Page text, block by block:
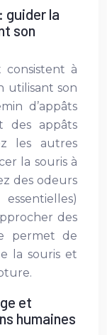
guider la
son
à
utilisant son
d’appâts
des appâts
les autres
la souris à
des odeurs
des
permet de
la souris et
et
humaines